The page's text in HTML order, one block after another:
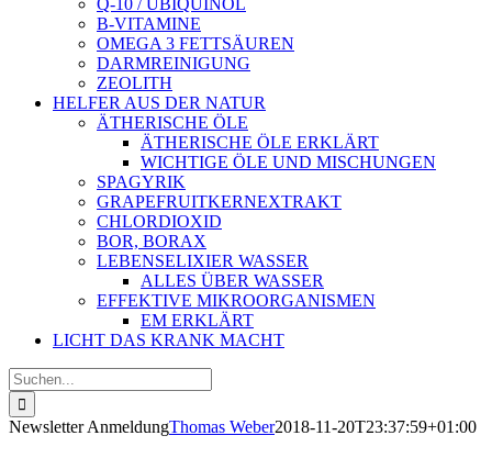
Q-10 / UBIQUINOL
B-VITAMINE
OMEGA 3 FETTSÄUREN
DARMREINIGUNG
ZEOLITH
HELFER AUS DER NATUR
ÄTHERISCHE ÖLE
ÄTHERISCHE ÖLE ERKLÄRT
WICHTIGE ÖLE UND MISCHUNGEN
SPAGYRIK
GRAPEFRUITKERNEXTRAKT
CHLORDIOXID
BOR, BORAX
LEBENSELIXIER WASSER
ALLES ÜBER WASSER
EFFEKTIVE MIKROORGANISMEN
EM ERKLÄRT
LICHT DAS KRANK MACHT
Suche
nach:
Newsletter AnmeldungThomas Weber2018-11-20T23:37:59+01:00